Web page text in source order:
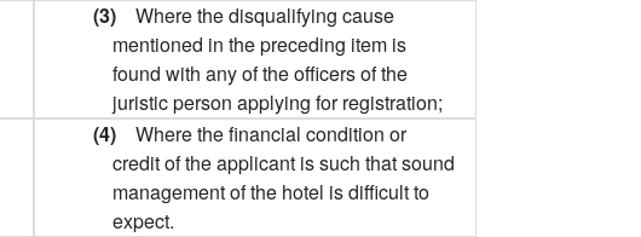
(3) Where the disqualifying cause
mentioned in the preceding item is
found with any of the officers of the
juristic person applying for registration;
(4) Where the financial condition or
credit of the applicant is such that sound
management of the hotel is difficult to
expect.